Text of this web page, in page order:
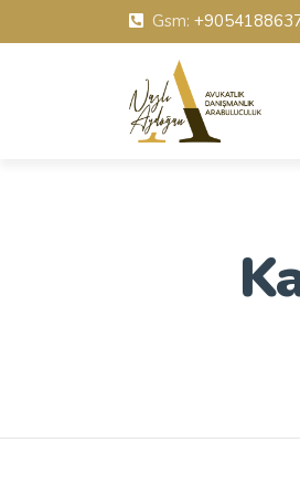
Gsm: